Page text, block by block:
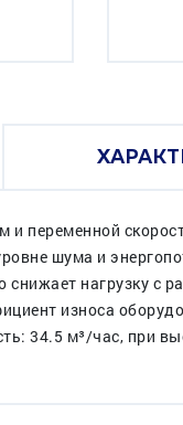
переменной
шума и
нагрузку
износа
34.5 м³/час, при